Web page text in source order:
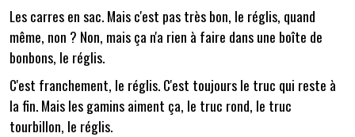
Les carres en sac. Mais c'est pas très bon, le réglis, quand
même, non ? Non, mais ça n'a rien à faire dans une boîte de
bonbons, le réglis.
C'est franchement, le réglis. C'est toujours le truc qui reste à
la fin. Mais les gamins aiment ça, le truc rond, le truc
tourbillon, le réglis.